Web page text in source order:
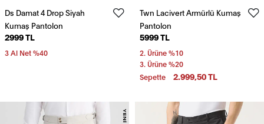
Ds Damat 4 Drop Siyah
Kumaş Pantolon
2999 TL
3 Al Net %40
Twn Lacivert Armürlü Kumaş
Pantolon
5999 TL
2. Ürüne %10
3. Ürüne %20
Sepette
2.999,50 TL